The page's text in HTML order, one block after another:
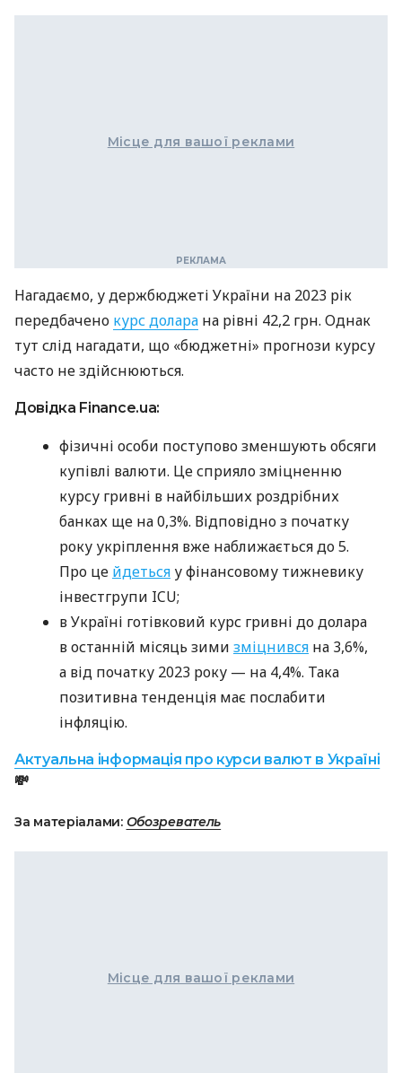
Місце для вашої реклами
Нагадаємо, у держбюджеті України на 2023 рік
передбачено курс долара на рівні 42,2 грн. Однак
тут слід нагадати, що «бюджетні» прогнози курсу
часто не здійснюються.
Довідка Finance.ua:
фізичні особи поступово зменшують обсяги
купівлі валюти. Це сприяло зміцненню
курсу гривні в найбільших роздрібних
банках ще на 0,3%. Відповідно з початку
року укріплення вже наближається до 5.
Про це йдеться у фінансовому тижневику
інвестгрупи ICU;
в Україні готівковий курс гривні до долара
в останній місяць зими зміцнився на 3,6%,
а від початку 2023 року — на 4,4%. Така
позитивна тенденція має послабити
інфляцію.
Актуальна інформація про курси валют в Україні
💸
За матеріалами: Обозреватель
Місце для вашої реклами